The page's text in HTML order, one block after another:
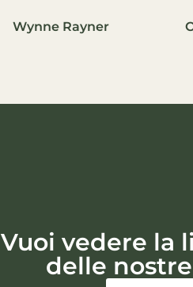
Wynne Rayner
Vuoi vedere la
delle